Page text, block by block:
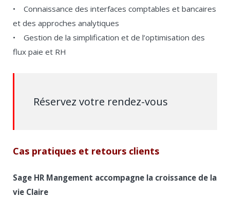
• Connaissance des interfaces comptables et bancaires
et des approches analytiques
• Gestion de la simplification et de l’optimisation des
flux paie et RH
Réservez votre rendez-vous
Cas pratiques et retours clients
Sage HR Mangement accompagne la croissance de la
vie Claire